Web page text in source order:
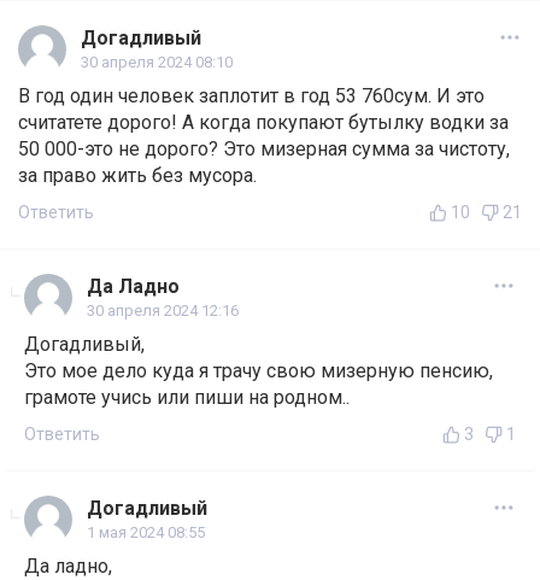
Догадливый
30 апреля 2024 08:10
В год один человек заплотит в год 53 760сум. И это
считатете дорого! А когда покупают бутылку водки за
50 000-это не дорого? Это мизерная сумма за чистоту,
за право жить без мусора.
Ответить 10 21
Да Ладно
30 апреля 2024 12:16
Догадливый,
Это мое дело куда я трачу свою мизерную пенсию,
грамоте учись или пиши на родном..
Ответить 3 1
Догадливый
1 мая 2024 08:55
Да ладно,